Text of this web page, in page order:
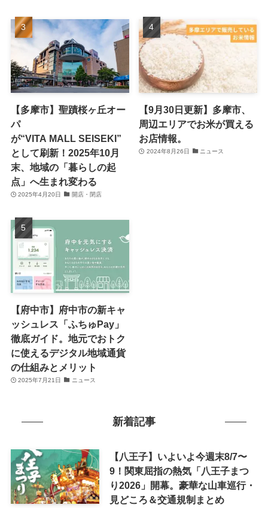
【多摩市】聖蹟桜ヶ丘オー
パ
が“VITA MALL SEISEKI”
として刷新！2025年10月
末、地域の「暮らしの起
点」へ生まれ変わる
2025年4月20日 開店・閉店
【9月30日更新】多摩市、
周辺エリアでお米が買える
お店情報。
2024年8月26日 ニュース
【府中市】府中市の新キャ
ッシュレス「ふちゅPay」
徹底ガイド。地元でおトク
に使えるデジタル地域通貨
の仕組みとメリット
2025年7月21日 ニュース
新着記事
【八王子】いよいよ今週末8/7〜
9！関東屈指の熱気「八王子まつ
り2026」開幕。豪華な山車巡行・
見どころ＆交通規制まとめ